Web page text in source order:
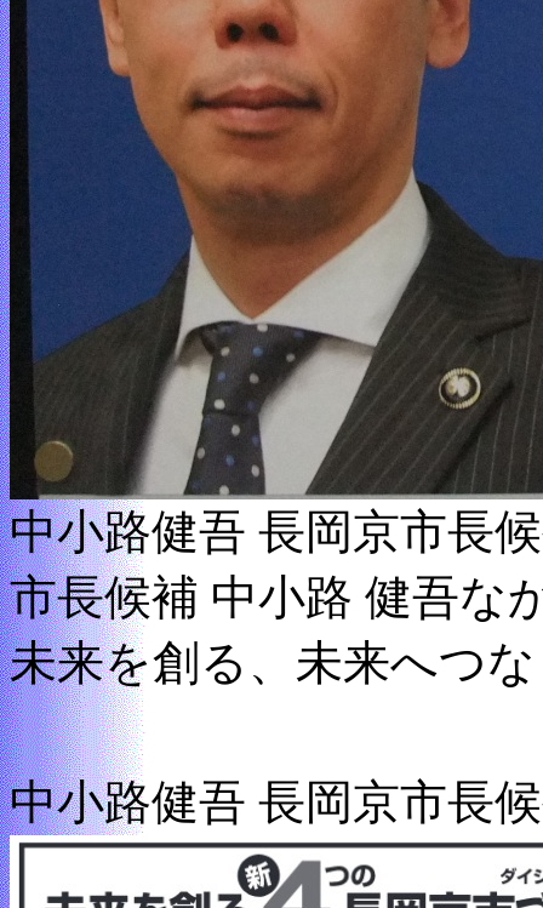
中小路健吾 長岡京市長
市長候補 中小路 健吾な
未来を創る、未来へつ
中小路健吾 長岡京市長